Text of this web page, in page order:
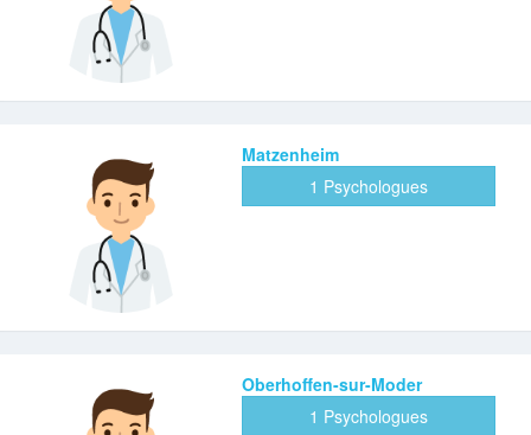
Matzenheim
1 Psychologues
Oberhoffen-sur-Moder
1 Psychologues